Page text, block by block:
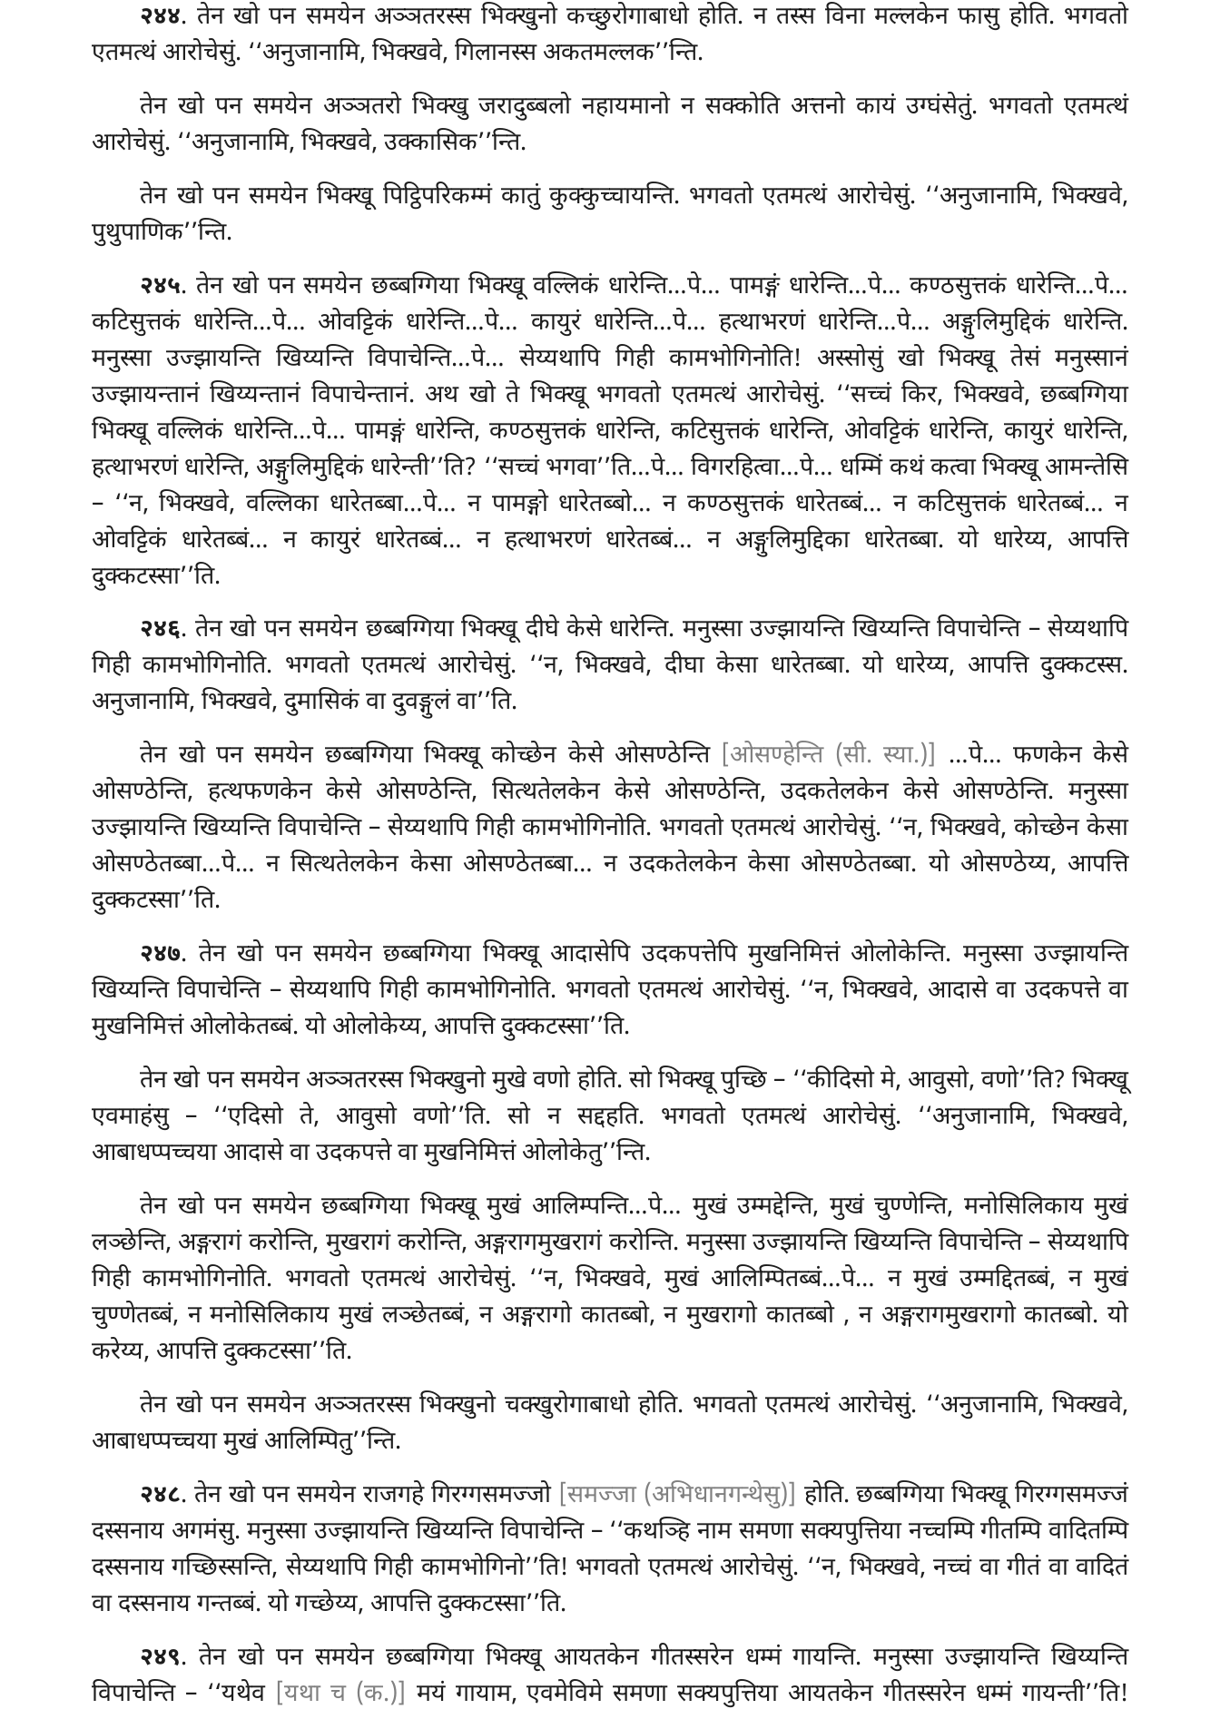
२४४. तेन खो पन समयेन अञ्ञतरस्स भिक्खुनो कच्छुरोगाबाधो होति. न तस्स विना मल्लकेन फासु होति. भगवतो
एतमत्थं आरोचेसुं. ‘‘अनुजानामि, भिक्खवे, गिलानस्स अकतमल्लक’’न्ति.
तेन खो पन समयेन अञ्ञतरो भिक्खु जरादुब्बलो नहायमानो न सक्कोति अत्तनो कायं उग्घंसेतुं. भगवतो एतमत्थं
आरोचेसुं. ‘‘अनुजानामि, भिक्खवे, उक्कासिक’’न्ति.
तेन खो पन समयेन भिक्खू पिट्ठिपरिकम्मं कातुं कुक्कुच्चायन्ति. भगवतो एतमत्थं आरोचेसुं. ‘‘अनुजानामि, भिक्खवे,
पुथुपाणिक’’न्ति.
२४५. तेन खो पन समयेन छब्बग्गिया भिक्खू वल्लिकं धारेन्ति…पे… पामङ्गं धारेन्ति…पे… कण्ठसुत्तकं धारेन्ति…पे…
कटिसुत्तकं धारेन्ति…पे… ओवट्टिकं धारेन्ति…पे… कायुरं धारेन्ति…पे… हत्थाभरणं धारेन्ति…पे… अङ्गुलिमुद्दिकं धारेन्ति.
मनुस्सा उज्झायन्ति खिय्यन्ति विपाचेन्ति…पे… सेय्यथापि गिही कामभोगिनोति! अस्सोसुं खो भिक्खू तेसं मनुस्सानं
उज्झायन्तानं खिय्यन्तानं विपाचेन्तानं. अथ खो ते भिक्खू भगवतो एतमत्थं आरोचेसुं. ‘‘सच्चं किर, भिक्खवे, छब्बग्गिया
भिक्खू वल्लिकं धारेन्ति…पे… पामङ्गं धारेन्ति, कण्ठसुत्तकं धारेन्ति, कटिसुत्तकं धारेन्ति, ओवट्टिकं धारेन्ति, कायुरं धारेन्ति,
हत्थाभरणं धारेन्ति, अङ्गुलिमुद्दिकं धारेन्ती’’ति? ‘‘सच्चं भगवा’’ति…पे… विगरहित्वा…पे… धम्मिं कथं कत्वा भिक्खू आमन्तेसि
– ‘‘न, भिक्खवे, वल्लिका धारेतब्बा…पे… न पामङ्गो धारेतब्बो… न कण्ठसुत्तकं धारेतब्बं… न कटिसुत्तकं धारेतब्बं… न
ओवट्टिकं धारेतब्बं… न कायुरं धारेतब्बं… न हत्थाभरणं धारेतब्बं… न अङ्गुलिमुद्दिका धारेतब्बा. यो धारेय्य, आपत्ति
दुक्कटस्सा’’ति.
२४६. तेन खो पन समयेन छब्बग्गियाभिक्खू दीघे केसे धारेन्ति. मनुस्सा उज्झायन्ति खिय्यन्ति विपाचेन्ति – सेय्यथापि
गिही कामभोगिनोति. भगवतो एतमत्थं आरोचेसुं. ‘‘न, भिक्खवे, दीघा केसा धारेतब्बा. यो धारेय्य, आपत्ति दुक्कटस्स.
अनुजानामि, भिक्खवे, दुमासिकं वा दुवङ्गुलं वा’’ति.
तेन खो पन समयेन छब्बग्गिया भिक्खू कोच्छेन केसे ओसण्ठेन्ति [ओसण्हेन्ति (सी. स्या.)] …पे… फणकेन केसे
ओसण्ठेन्ति, हत्थफणकेन केसे ओसण्ठेन्ति, सित्थतेलकेन केसे ओसण्ठेन्ति, उदकतेलकेन केसे ओसण्ठेन्ति. मनुस्सा
उज्झायन्ति खिय्यन्ति विपाचेन्ति – सेय्यथापि गिही कामभोगिनोति. भगवतो एतमत्थं आरोचेसुं. ‘‘न, भिक्खवे, कोच्छेन केसा
ओसण्ठेतब्बा…पे… न सित्थतेलकेन केसा ओसण्ठेतब्बा… न उदकतेलकेन केसा ओसण्ठेतब्बा. यो ओसण्ठेय्य, आपत्ति
दुक्कटस्सा’’ति.
२४७. तेन खो पन समयेन छब्बग्गिया भिक्खू आदासेपि उदकपत्तेपि मुखनिमित्तं ओलोकेन्ति. मनुस्सा उज्झायन्ति
खिय्यन्ति विपाचेन्ति – सेय्यथापि गिही कामभोगिनोति. भगवतो एतमत्थं आरोचेसुं. ‘‘न, भिक्खवे, आदासे वा उदकपत्ते वा
मुखनिमित्तं ओलोकेतब्बं. यो ओलोकेय्य, आपत्ति दुक्कटस्सा’’ति.
तेनखो पन समयेन अञ्ञतरस्स भिक्खुनो मुखे वणो होति. सो भिक्खू पुच्छि – ‘‘कीदिसो मे, आवुसो, वणो’’ति? भिक्खू
एवमाहंसु – ‘‘एदिसो ते, आवुसो वणो’’ति. सो न सद्दहति. भगवतो एतमत्थं आरोचेसुं. ‘‘अनुजानामि, भिक्खवे,
आबाधप्पच्चया आदासे वा उदकपत्ते वा मुखनिमित्तं ओलोकेतु’’न्ति.
तेन खो पन समयेन छब्बग्गिया भिक्खू मुखं आलिम्पन्ति…पे… मुखं उम्मद्देन्ति, मुखं चुण्णेन्ति, मनोसिलिकाय मुखं
लञ्छेन्ति, अङ्गरागं करोन्ति, मुखरागं करोन्ति, अङ्गरागमुखरागं करोन्ति. मनुस्सा उज्झायन्ति खिय्यन्ति विपाचेन्ति – सेय्यथापि
गिही कामभोगिनोति. भगवतो एतमत्थं आरोचेसुं. ‘‘न, भिक्खवे, मुखं आलिम्पितब्बं…पे… न मुखं उम्मद्दितब्बं, न मुखं
चुण्णेतब्बं, न मनोसिलिकाय मुखं लञ्छेतब्बं, न अङ्गरागो कातब्बो, न मुखरागो कातब्बो , न अङ्गरागमुखरागो कातब्बो. यो
करेय्य, आपत्ति दुक्कटस्सा’’ति.
तेन खो पन समयेन अञ्ञतरस्स भिक्खुनो चक्खुरोगाबाधो होति. भगवतो एतमत्थं आरोचेसुं. ‘‘अनुजानामि, भिक्खवे,
आबाधप्पच्चया मुखं आलिम्पितु’’न्ति.
२४८. तेनखो पन समयेन राजगहे गिरग्गसमज्जो [समज्जा (अभिधानगन्थेसु)] होति. छब्बग्गिया भिक्खू गिरग्गसमज्जं
दस्सनाय अगमंसु. मनुस्सा उज्झायन्ति खिय्यन्ति विपाचेन्ति – ‘‘कथञ्हि नाम समणा सक्यपुत्तिया नच्चम्पि गीतम्पि वादितम्पि
दस्सनायगच्छिस्सन्ति, सेय्यथापि गिही कामभोगिनो’’ति! भगवतो एतमत्थं आरोचेसुं. ‘‘न, भिक्खवे, नच्चं वा गीतं वा वादितं
वा दस्सनाय गन्तब्बं. यो गच्छेय्य, आपत्ति दुक्कटस्सा’’ति.
२४९. तेन खो पन समयेन छब्बग्गिया भिक्खू आयतकेन गीतस्सरेन धम्मं गायन्ति. मनुस्सा उज्झायन्ति खिय्यन्ति
विपाचेन्ति – ‘‘यथेव [यथा च (क.)] मयं गायाम, एवमेविमे समणा सक्यपुत्तिया आयतकेन गीतस्सरेन धम्मं गायन्ती’’ति!